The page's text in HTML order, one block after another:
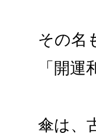
その名
「開
傘は、